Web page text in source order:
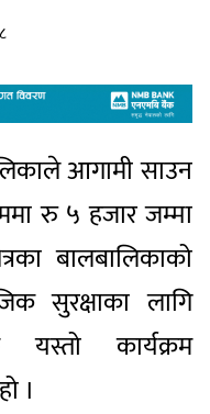
आगामी साउन
रु ५ हजार जम्मा
बालबालिकाको
सुरक्षाका लागि
यस्तो कार्यक्रम
।